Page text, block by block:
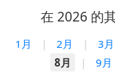
在 2026 的
1月 | 2月 | 3月
8月
| 9月